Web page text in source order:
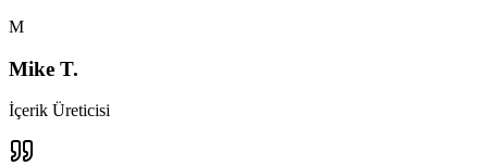
M
Mike T.
İçerik Üreticisi